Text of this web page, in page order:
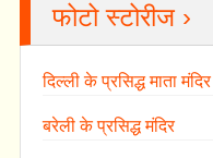
फोटो स्टोरीज ›
दिल्ली के प्रसिद्ध माता मंदिर
बरेली के प्रसिद्ध मंदिर